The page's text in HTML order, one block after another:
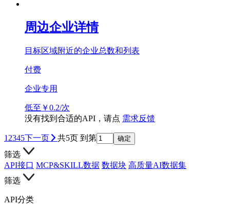
周边企业详情
目标区域附近的企业总数和列表
付费
企业专用
低至￥0.2/次
没有找到合适的API，请点 需求反馈
1 2345下一页 共5页 到第 确定
筛选
API接口 MCP&SKILL数据 数据块 高质量AI数据集
筛选
API分类